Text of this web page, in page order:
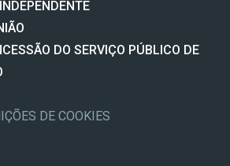
DO SERVIÇO PÚBLICO DE
DE COOKIES